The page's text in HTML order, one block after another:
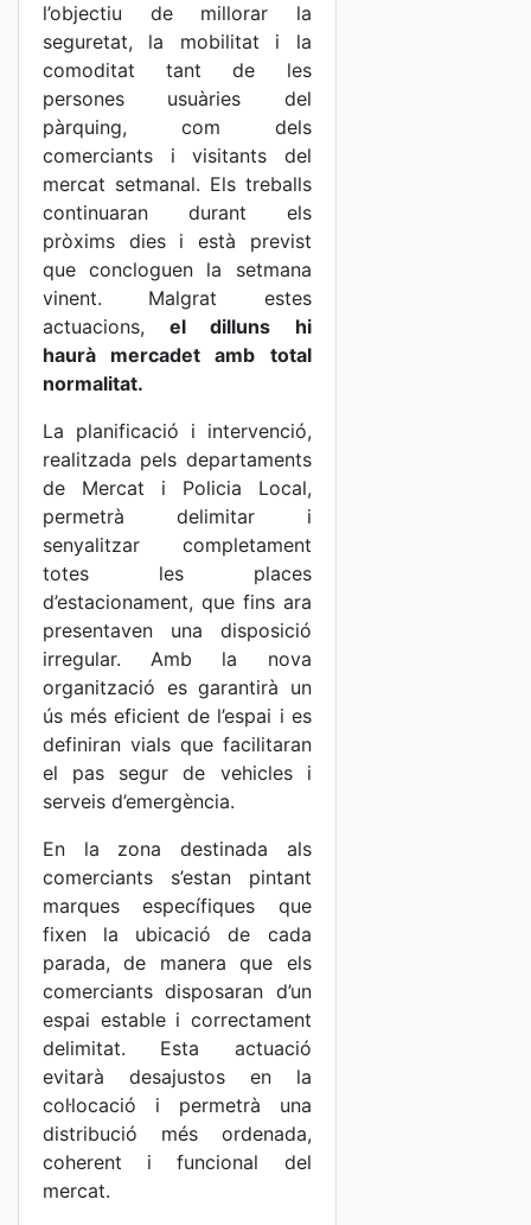
l’objectiu de millorar la
seguretat, la mobilitat i la
comoditat tant de les
persones usuàries del
pàrquing, com dels
comerciants i visitants del
mercat setmanal. Els treballs
continuaran durant els
pròxims dies i està previst
que concloguen la setmana
vinent. Malgrat estes
actuacions,el dilluns hi
haurà mercadet amb total
normalitat.
La planificació i intervenció,
realitzada pels departaments
de Mercat i Policia Local,
permetrà delimitar i
senyalitzar completament
totes les places
d’estacionament, que fins ara
presentaven una disposició
irregular. Amb la nova
organització es garantirà un
ús més eficient de l’espai i es
definiran vials que facilitaran
el pas segur de vehicles i
serveis d’emergència.
En la zona destinada als
comerciants s’estan pintant
marques específiques que
fixen la ubicació de cada
parada, de manera que els
comerciants disposaran d’un
espai estable i correctament
delimitat. Esta actuació
evitarà desajustos en la
col·locació i permetrà una
distribució més ordenada,
coherent i funcional del
mercat.